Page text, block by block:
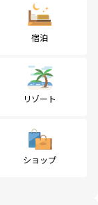
宿泊
リゾート
ショップ